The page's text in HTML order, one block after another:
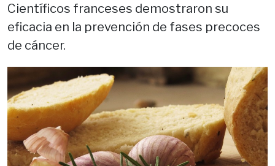
Científicos franceses demostraron su
eficacia en la prevención de fases precoces
de cáncer.